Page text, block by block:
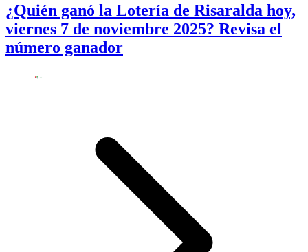
¿Quién ganó la Lotería de Risaralda hoy,
viernes 7 de noviembre 2025? Revisa el
número ganador